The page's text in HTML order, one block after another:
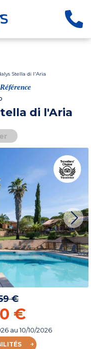
Stella di l'Aria
di l'Aria
€
€
au 10/10/2026